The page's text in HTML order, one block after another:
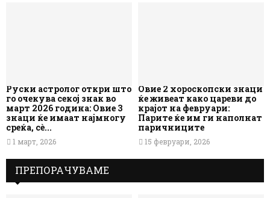
Руски астролог откри што
го очекува секој знак во
март 2026 година: Овие 3
знаци ќе имаат најмногу
среќа, сè...
1 март, 2026
Овие 2 хороскопски знаци
ќе живеат како цареви до
крајот на февруари:
Парите ќе им ги наполнат
паричниците
15 февруари, 2026
ПРЕПОРАЧУВАМЕ